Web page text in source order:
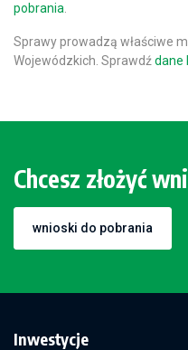
pobrania
Sprawy prowadzą właściwe
Wojewódzkich. Sprawdźdane
Chcesz złożyć
wnioski do pobrania
Inwestycje